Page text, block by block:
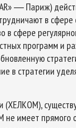
― Париж)
в
в сфере
программ и
в стратегии
(ХЕЛКОМ),
не имеет